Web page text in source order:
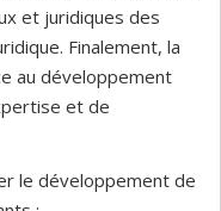
et juridiques des
Finalement, la
au développement
et de
le développement de